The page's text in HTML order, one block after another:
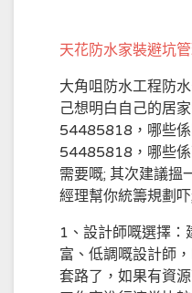
天花防水家裝避坑
大角咀防水工程防
己想明白自己的居
54485818，哪些
54485818，哪些
需要嘅; 其次建議搵
經理幫你統籌規劃
1、設計師嘅選擇：
富、低調嘅設計師
套路了，如果有資